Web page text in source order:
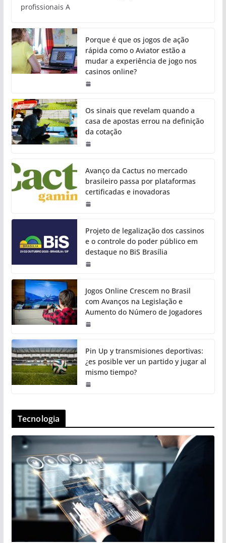
profissionais A
Porque é que os jogos de ação
rápida como o Aviator estão a
mudar a experiência de jogo nos
casinos online?
Os sinais que revelam quando a
casa de apostas errou na definição
da cotação
Avanço da Cactus no mercado
brasileiro passa por plataformas
certificadas e inovadoras
Projeto de legalização dos cassinos
e o controle do poder público em
destaque no BiS Brasília
Jogos Online Crescem no Brasil
com Avanços na Legislação e
Aumento do Número de Jogadores
Pin Up y transmisiones deportivas:
¿es posible ver un partido y jugar al
mismo tiempo?
Tecnologia